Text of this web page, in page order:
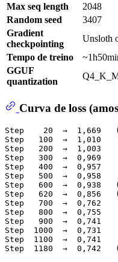
Max seq length
2048
Random seed
3407
Gradient
checkpointing
Unsloth
Tempo de treino
GGUF
quantization
Curva de loss
Step    20  →  1,669
Step   100  →  1,010
Step   200  →  1,003
Step   300  →  0,969
Step   400  →  0,957
Step   500  →  0,958
Step   600  →  0,938
Step   620  →  0,856
Step   700  →  0,762
Step   800  →  0,755
Step   900  →  0,741
Step  1000  →  0,731
Step  1100  →  0,741